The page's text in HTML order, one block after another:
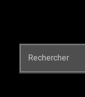
Rechercher